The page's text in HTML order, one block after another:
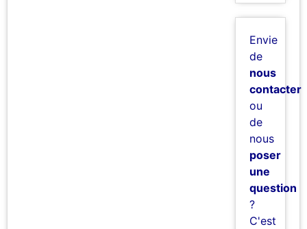
Envie
de
nous
contacter
ou
de
nous
poser
une
question
?
C'est